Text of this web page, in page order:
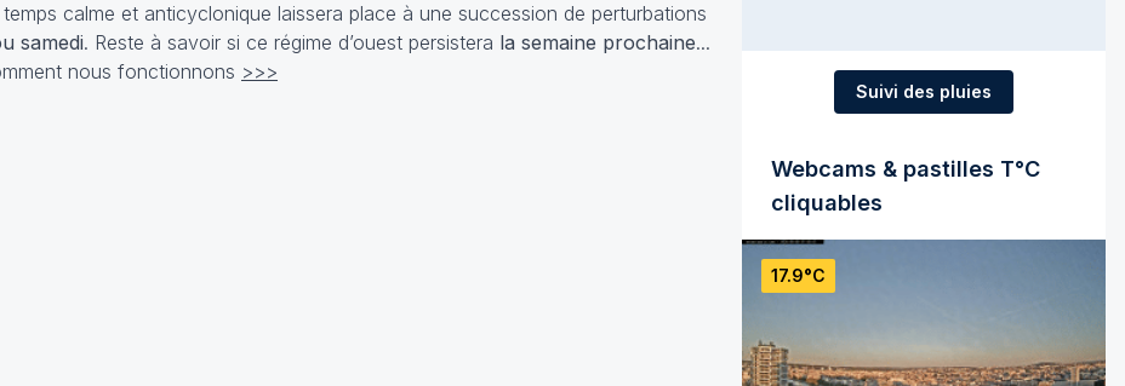
calme et anticyclonique laissera place à une succession de perturbations
samedi. Reste à savoir si ce régime d’ouest persistera la semaine prochaine...
nous fonctionnons >>>
Suivi des pluies
Webcams & pastilles T°C
cliquables
17.9°C